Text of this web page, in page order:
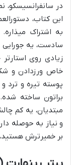
در
این کتاب،
به اشتراک
سادست، یه جورایی
زیادی روی
خاص ورزدادن و
پوسته تیره و ترد
براتون ساخته
مبتدیان، یه کم
و نیاز به حوصله
بر خمیرترش هستید،